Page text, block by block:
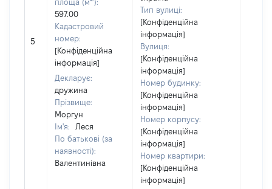
5
площа (м ):
597.00
Кадастровий
номер:
[Конфіденційна
інформація]
Декларує:
дружина
Прізвище:
Моргун
Ім'я:
Леся
По батькові (за
наявності):
Валентинівна
Тип вулиці:
[Конфіденційна
інформація]
Вулиця:
[Конфіденційна
інформація]
Номер будинку:
[Конфіденційна
інформація]
Номер корпусу:
[Конфіденційна
інформація]
Номер квартири:
[Конфіденційна
інформація]